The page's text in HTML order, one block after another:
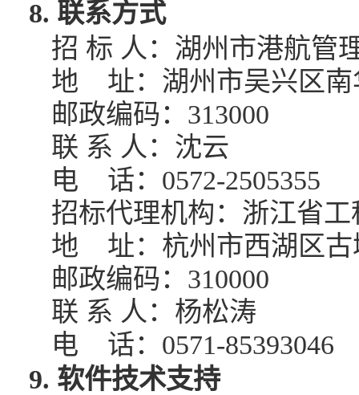
8. 联系方式
招 标 人：湖州市港航管
地
址：湖州市吴兴区
邮政编码： 313000
联 系 人：沈云
电
话： 0572-2505355
招标代理机构：浙江省
地
址：杭州市西湖区
邮政编码： 310000
联 系 人：杨松涛
电
话： 0571-85393046
9. 软件技术支持